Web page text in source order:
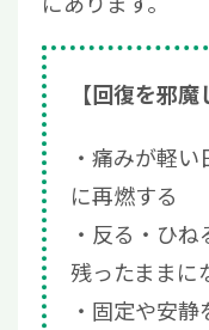
【回復を邪
痛みが軽い
に再燃する
反る・ひね
残ったままに
固定や安静